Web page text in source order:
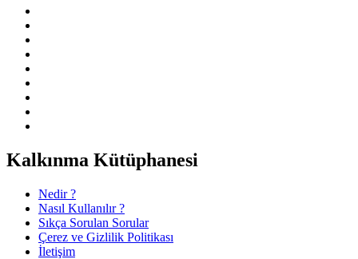
Kalkınma Kütüphanesi
Nedir ?
Nasıl Kullanılır ?
Sıkça Sorulan Sorular
Çerez ve Gizlilik Politikası
İletişim